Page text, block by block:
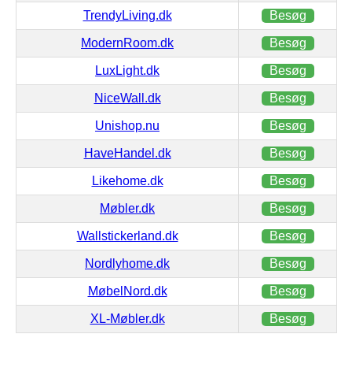
TrendyLiving.dk Besøg
ModernRoom.dk Besøg
LuxLight.dk Besøg
NiceWall.dk Besøg
Unishop.nu Besøg
HaveHandel.dk Besøg
Likehome.dk Besøg
Møbler.dk Besøg
Wallstickerland.dk Besøg
Nordlyhome.dk Besøg
MøbelNord.dk Besøg
XL-Møbler.dk Besøg